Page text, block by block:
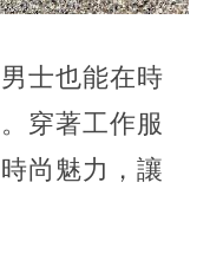
士也能在時
穿著工作服
尚魅力，讓